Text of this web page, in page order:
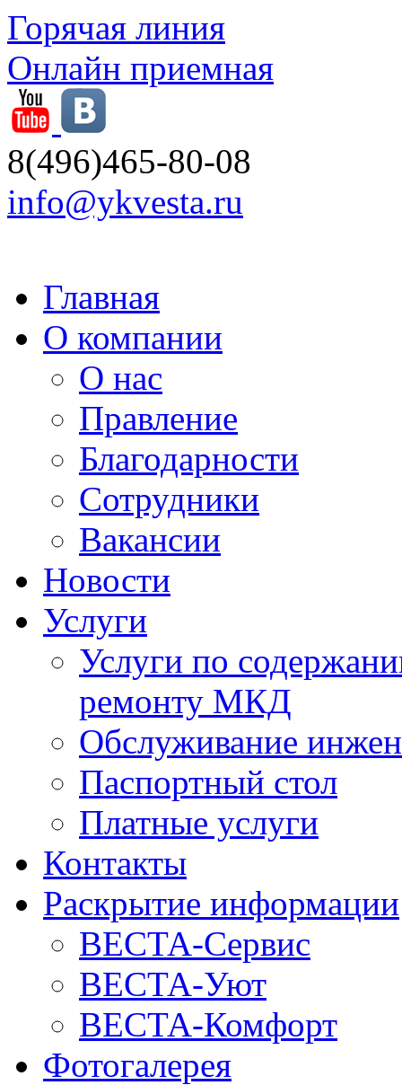
Горячая линия
Онлайн приемная
8(496)465-80-08
info@ykvesta.ru
Главная
О компании
О нас
Правление
Благодарности
Сотрудники
Вакансии
Новости
Услуги
Услуги по
ремонту МКД
Обслуживание
Паспортный стол
Платные услуги
Контакты
Раскрытие информации
ВЕСТА-Сервис
ВЕСТА-Уют
ВЕСТА-Комфорт
Фотогалерея